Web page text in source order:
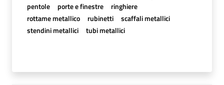
pentole
porte e finestre
ringhiere
rottame metallico
rubinetti
scaffali metallici
stendini metallici
tubi metallici